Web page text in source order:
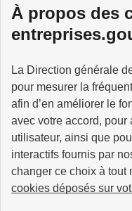
À propos des
La Direction générale
pour mesurer la
afin d’en améliorer le
avec votre accord,
utilisateur, ainsi que
interactifs fournis par
changer ce choix à tout
cookies déposés sur
Services à la personne
GOUVERNEMENT
info.gouv.fr